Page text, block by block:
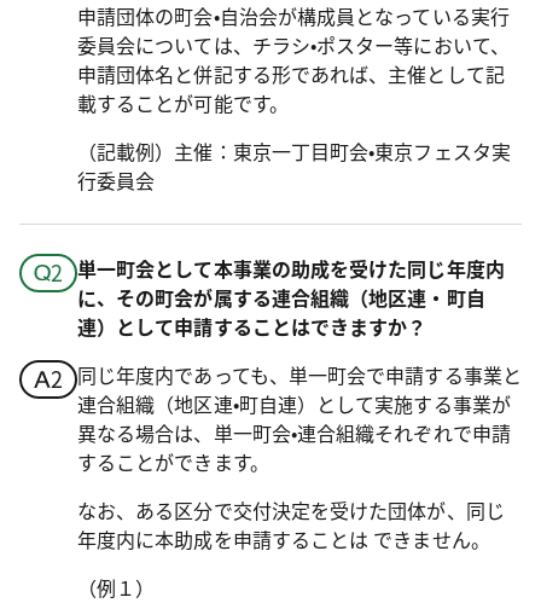
申請団体の町会•自治会が構成員となっている実行
委員会については、チラシ•ポスター等において、
申請団体名と併記する形であれば、主催として記
載することが可能です。
（記載例）主催：東京一丁目町会•東京フェスタ実
行委員会
単一町会として本事業の助成を受けた同じ年度内
に、その町会が属する連合組織（地区連・町自
連）として申請することはできますか？
同じ年度内であっても、単一町会で申請する事業と
連合組織（地区連•町自連）として実施する事業が
異なる場合は、単一町会•連合組織それぞれで申請
することができます。
なお、ある区分で交付決定を受けた団体が、同じ
年度内に本助成を申請することは できません。
（例１）